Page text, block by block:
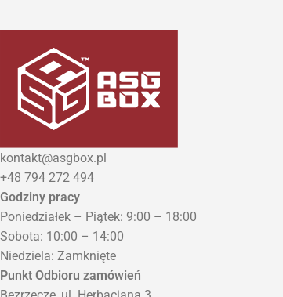
kontakt@asgbox.pl
+48 794 272 494
Godziny pracy
Poniedziałek – Piątek: 9:00 – 18:00
Sobota: 10:00 – 14:00
Niedziela: Zamknięte
Punkt Odbioru zamówień